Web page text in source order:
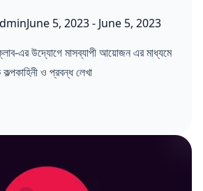
Published on:
June 5, 2023- Last updated on:
June 5, 2023
এর উদ্যোগে মাসব্যাপী আয়োজন এর মাধ্যমে
ও প্রবন্ধ লেখা
“১ম বৈজ্ঞানিক কল্পকাহিনী ও প্রবন্ধ লেখা